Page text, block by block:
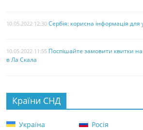
10.05.2022 12:30 Сербія: корисна інформація для
10.05.2022 11:55 Поспішайте замовити квитки
в Ла Скала
Країни СНД
Україна
Росія